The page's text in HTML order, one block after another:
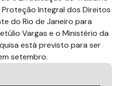
Proteção Integral dos Direitos
do Rio de Janeiro para
Vargas e o Ministério da
está previsto para ser
setembro.